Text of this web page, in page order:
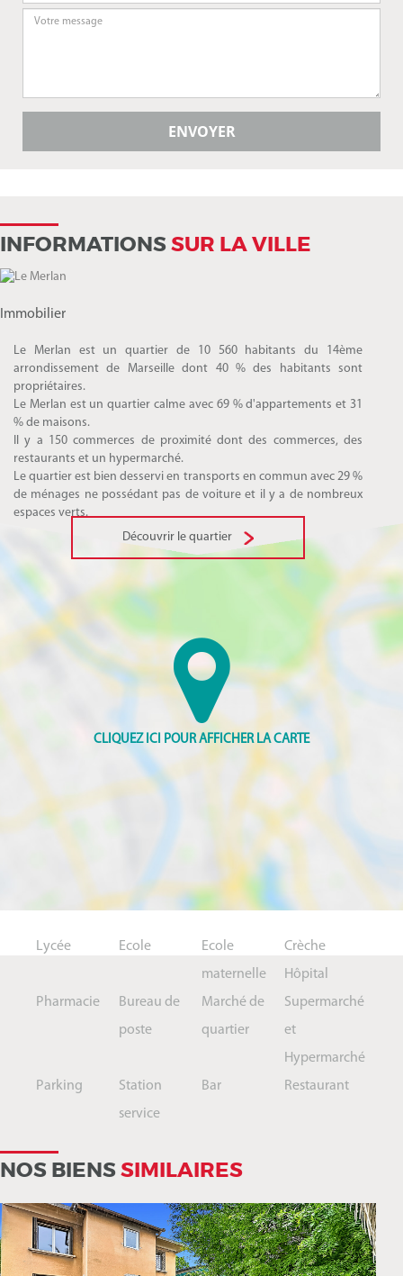
INFORMATIONSSUR LA VILLE
Immobilier
Le Merlan est un quartier de 10 560 habitants du 14ème
arrondissement de Marseille dont 40 % des habitants sont
propriétaires.
Le Merlan est un quartier calme avec 69 % d'appartements et 31
% de maisons.
Il y a 150 commerces de proximité dont des commerces, des
restaurants et un hypermarché.
Le quartier est bien desservi en transports en commun avec 29 %
de ménages ne possédant pas de voiture et il y a de nombreux
espaces verts.
Découvrir le quartier
Lycée Ecole
Ecole
maternelle
Crèche
Hôpital
Pharmacie
Bureau de
poste
Marché de
quartier
Supermarché
et
Hypermarché
Parking
Station
service
Bar Restaurant
NOS BIENSSIMILAIRES